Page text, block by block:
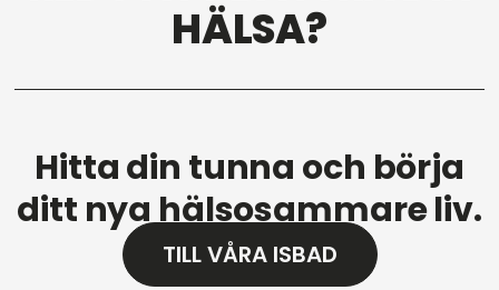
HÄLSA?
Hitta din tunna och börja
ditt nya hälsosammare liv.
TILL VÅRA ISBAD